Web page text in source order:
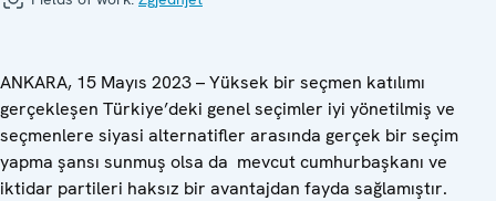
ANKARA, 15 Mayıs 2023 – Yüksek bir seçmen katılımı
gerçekleşen Türkiye’deki genel seçimler iyi yönetilmiş ve
seçmenlere siyasi alternatifler arasında gerçek bir seçim
yapma şansı sunmuş olsa da mevcut cumhurbaşkanı ve
iktidar partileri haksız bir avantajdan fayda sağlamıştır.